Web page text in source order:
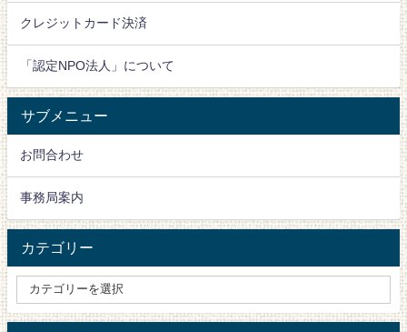
クレジットカード決済
「認定NPO法人」について
サブメニュー
お問合わせ
事務局案内
カテゴリー